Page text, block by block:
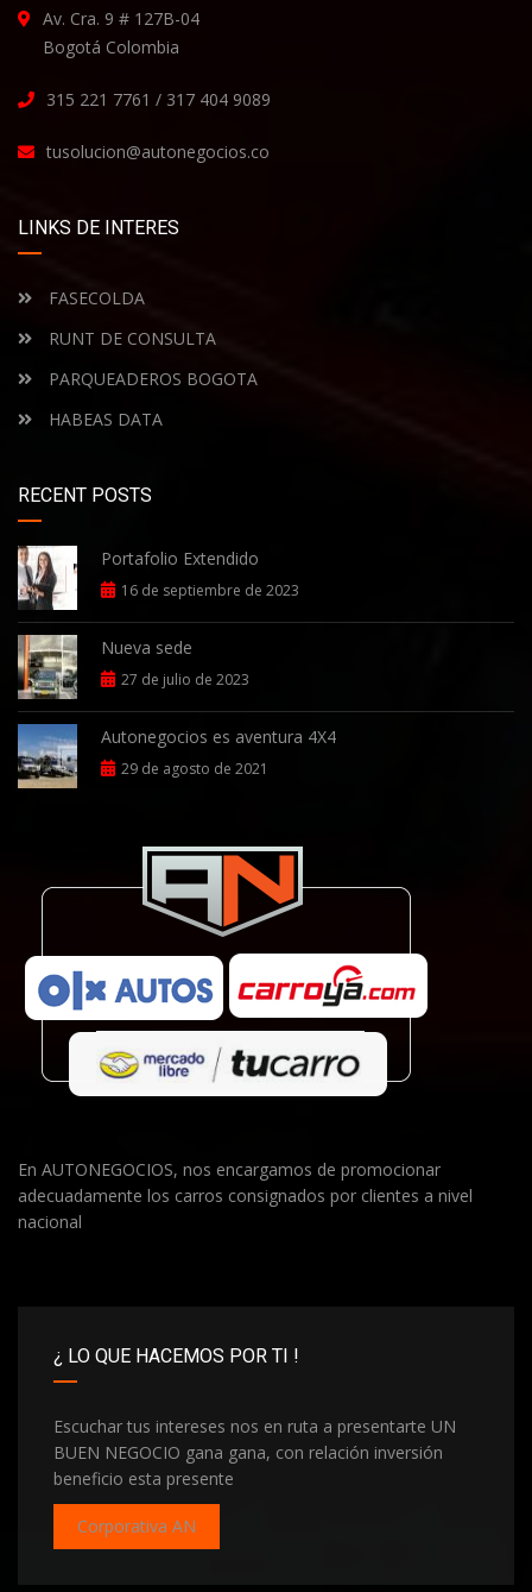
Av. Cra. 9 # 127B-04
Bogotá Colombia
315 221 7761 / 317 404 9089
tusolucion@autonegocios.co
LINKS DE INTERES
FASECOLDA
RUNT DE CONSULTA
PARQUEADEROS BOGOTA
HABEAS DATA
RECENT POSTS
Portafolio Extendido
16 de septiembre de 2023
Nueva sede
27 de julio de 2023
Autonegocios es aventura 4X4
29 de agosto de 2021
En AUTONEGOCIOS, nos encargamos de promocionar
adecuadamente los carros consignados por clientes a nivel
nacional
¿ LO QUE HACEMOS POR TI !
Escuchar tus intereses nos en ruta a presentarte UN
BUEN NEGOCIO gana gana, con relación inversión
beneficio esta presente
Corporativa AN